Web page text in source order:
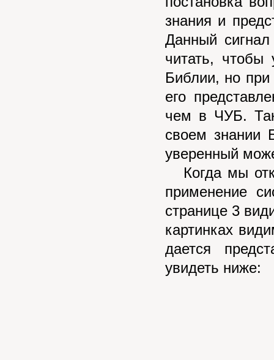
знания и
Данный
читать,
Библии, но
его
чем в ЧУБ.
своем знании
уверенный
Когда мы
применение
странице 3
картинках
дается
увидеть ниже: